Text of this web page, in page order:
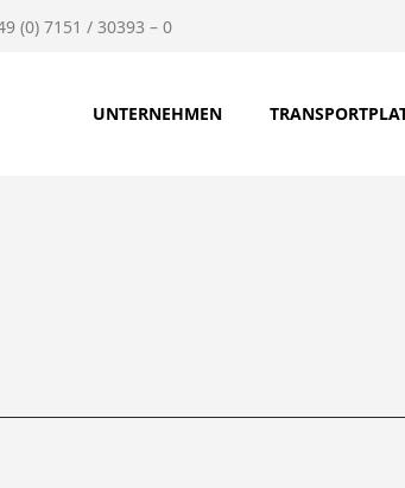
(0) 7151 / 30393 – 0
UNTERNEHMEN